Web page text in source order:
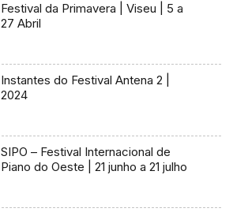
Festival da Primavera | Viseu | 5 a
27 Abril
Instantes do Festival Antena 2 |
2024
SIPO – Festival Internacional de
Piano do Oeste | 21 junho a 21 julho